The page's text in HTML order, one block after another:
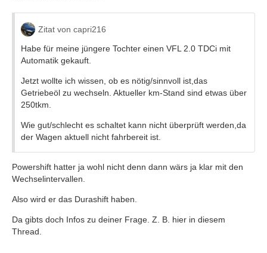
Zitat von capri216
Habe für meine jüngere Tochter einen VFL 2.0 TDCi mit
Automatik gekauft.
Jetzt wollte ich wissen, ob es nötig/sinnvoll ist,das
Getriebeöl zu wechseln. Aktueller km-Stand sind etwas über
250tkm.
Wie gut/schlecht es schaltet kann nicht überprüft werden,da
der Wagen aktuell nicht fahrbereit ist.
Powershift hatter ja wohl nicht denn dann wärs ja klar mit den
Wechselintervallen.
Also wird er das Durashift haben.
Da gibts doch Infos zu deiner Frage. Z. B. hier in diesem
Thread.